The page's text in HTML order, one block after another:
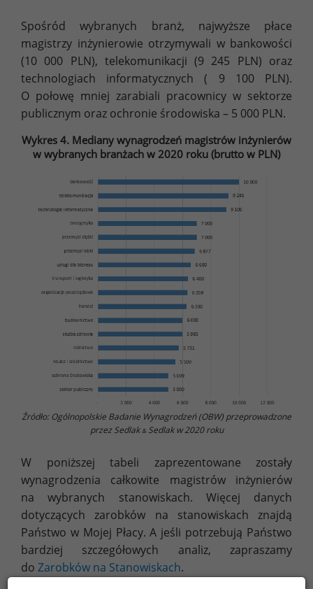
Spośród wybranych branż, najwyższe płace
magistrzy inżynierowie otrzymywali w bankowości
(10 000 PLN), telekomunikacji (9 245 PLN) oraz
technologiach informatycznych ( 9 100 PLN).
O połowę mniej zarabiali pracownicy w sektorze
publicznym oraz ochronie środowiska – 5 000 PLN.
Wykres 4. Mediany wynagrodzeń magistrów inżynierów
w wybranych branżach w 2020 roku (brutto w PLN)
Źródło: Ogólnopolskie Badanie Wynagrodzeń (OBW) przeprowadzone
przez Sedlak &Sedlak w 2020 roku
W poniższej tabeli zaprezentowane zostały
wynagrodzenia całkowite magistrów inżynierów
na wybranych stanowiskach. Więcej danych
dotyczących zarobków na stanowiskach znajdą
Państwo w Mojej Płacy. A jeśli potrzebują Państwo
bardziej szczegółowych analiz, zapraszamy
do Zarobków na Stanowiskach.